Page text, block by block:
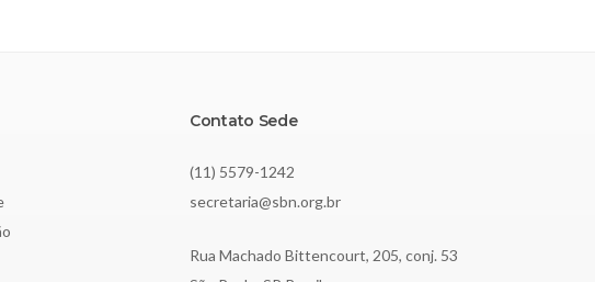
Contato Sede
(11) 5579-1242
secretaria@sbn.org.br
Rua Machado Bittencourt, 205, conj. 53